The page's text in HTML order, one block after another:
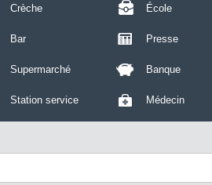
Crèche École
Bar Presse
Supermarché Banque
Station service Médecin